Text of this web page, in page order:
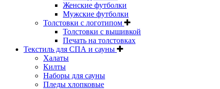
Женские футболки
Мужские футболки
Толстовки с логотипом
Толстовки с вышивкой
Печать на толстовках
Текстиль для СПА и сауны
Халаты
Килты
Наборы для сауны
Пледы хлопковые